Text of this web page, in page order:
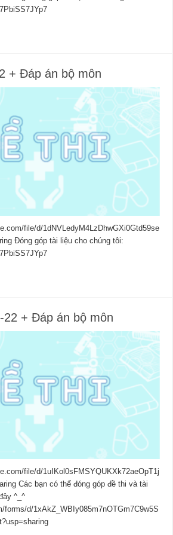
+ Đáp án bộ môn
file/d/1dNVLedyM4LzDhwGXi0Gtd59se
Đóng góp tài liệu cho chúng tôi:
+ Đáp án bộ môn
file/d/1uIKol0sFMSYQUKXk72aeOpT1j
Các bạn có thể đóng góp đề thi và tài
^_^
forms/d/1xAkZ_WBIy085m7nOTGm7C9w5S